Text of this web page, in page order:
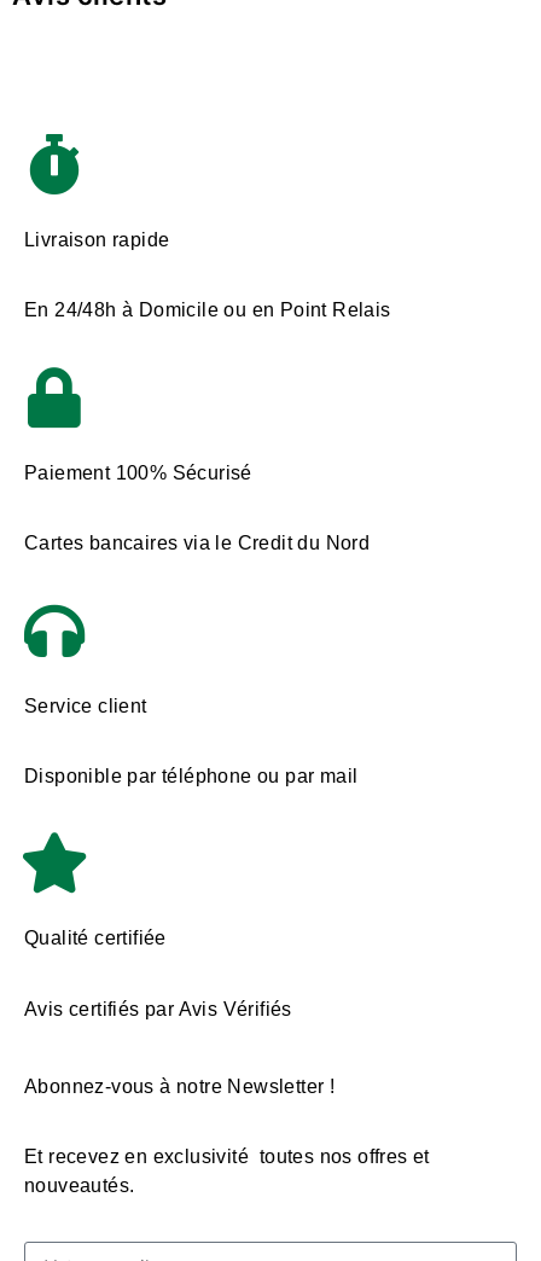
Livraison rapide
En 24/48h à Domicile ou en Point Relais
Paiement 100% Sécurisé
Cartes bancaires via le Credit du Nord
Service client
Disponible par téléphone ou par mail
Qualité certifiée
Avis certifiés par Avis Vérifiés
Abonnez-vous à notre Newsletter !
Et recevez en exclusivité toutes nos offres et
nouveautés.